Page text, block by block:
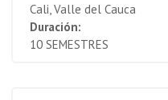
Cali, Valle del Cauca
Duración:
10 SEMESTRES